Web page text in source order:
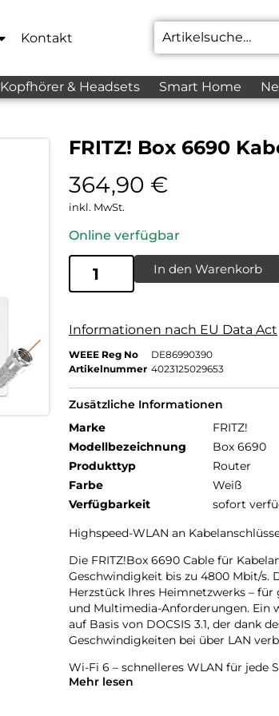
Kontakt
Kopfhörer & Headsets Smart Home
FRITZ! Box 6690
364,90 €
inkl. MwSt.
Online verfügbar
In den Warenkorb
Informationen nach EU Data Act
WEEE Reg No
DE86990390
Artikelnummer 4023125029653
Zusätzliche Informationen
Marke
FRITZ!
Modellbezeichnung
Box 6690
Produkttyp
Router
Farbe
Weiß
Verfügbarkeit
sofort
Highspeed-WLAN an
Die FRITZ!Box 6690 Cable für
Geschwindigkeit bis zu 4800 Mbit/s.
Herzstück Ihres Heimnetzwerks –
und Multimedia-Anforderungen. Ein
auf Basis von DOCSIS 3.1, der dank
Geschwindigkeiten bei über LAN
Wi-Fi 6 – schnelleres WLAN für jede
Mehr lesen